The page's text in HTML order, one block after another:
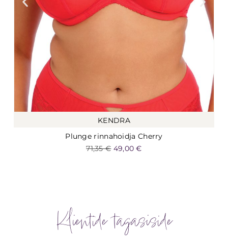
KENDRA
Plunge rinnahoidja Cherry
71,35€ 49,00€
Klientide tagasiside